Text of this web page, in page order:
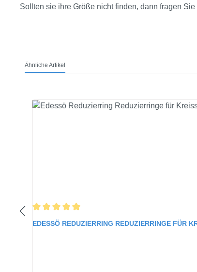
Sollten sie ihre Größe nicht finden, dann fragen
Ähnliche Artikel
Durchschnittliche Bewertung von 5 von 5 Sternen
EDESSÖ REDUZIERRING REDUZIERRINGE FÜR